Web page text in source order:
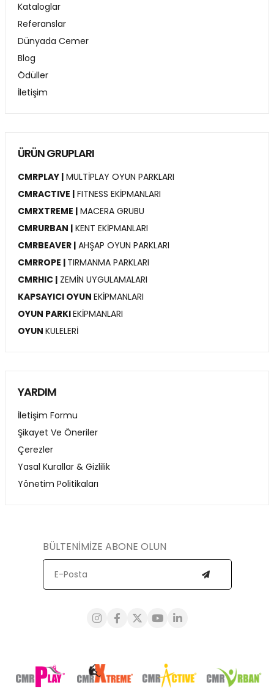
Kataloglar
Referanslar
Dünyada Cemer
Blog
Ödüller
İletişim
ÜRÜN GRUPLARI
CMRPLAY | MULTİPLAY OYUN PARKLARI
CMRACTIVE | FITNESS EKİPMANLARI
CMRXTREME | MACERA GRUBU
CMRURBAN | KENT EKİPMANLARI
CMRBEAVER | AHŞAP OYUN PARKLARI
CMRROPE | TIRMANMA PARKLARI
CMRHIC | ZEMİN UYGULAMALARI
KAPSAYICI OYUN EKİPMANLARI
OYUN PARKIEKİPMANLARI
OYUN KULELERİ
YARDIM
İletişim Formu
Şikayet Ve Öneriler
Çerezler
Yasal Kurallar & Gizlilik
Yönetim Politikaları
BÜLTENİMİZE ABONE OLUN